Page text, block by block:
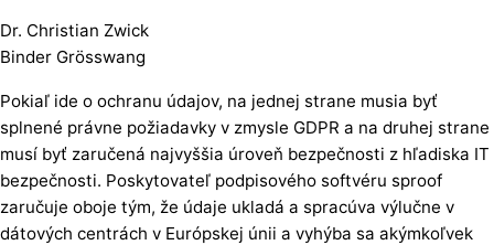
Dr. Christian Zwick
Binder Grösswang
Pokiaľ ide o ochranu údajov, na jednej strane musia byť
splnené právne požiadavky v zmysle GDPR a na druhej strane
musí byť zaručená najvyššia úroveň bezpečnosti z hľadiska IT
bezpečnosti. Poskytovateľ podpisového softvéru sproof
zaručuje oboje tým, že údaje ukladá a spracúva výlučne v
dátových centrách v Európskej únii a vyhýba sa akýmkoľvek